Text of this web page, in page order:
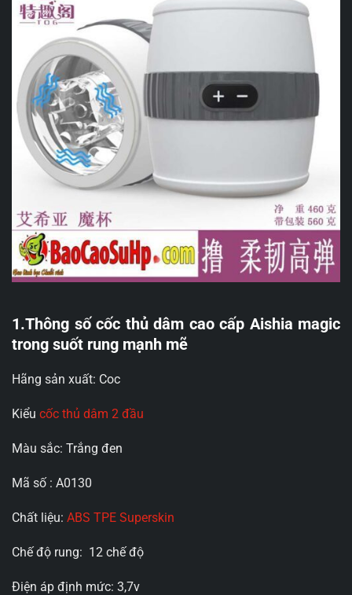
1.Thông số cốc thủ dâm cao cấp Aishia magic
trong suốt rung mạnh mẽ
Hãng sản xuất: Coc
Kiểu cốc thủ dâm 2 đầu
Màu sắc: Trắng đen
Mã số : A0130
Chất liệu: ABS TPE Superskin
Chế độ rung: 12 chế độ
Điện áp định mức: 3,7v